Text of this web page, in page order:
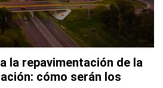
la repavimentación de la
cómo serán los